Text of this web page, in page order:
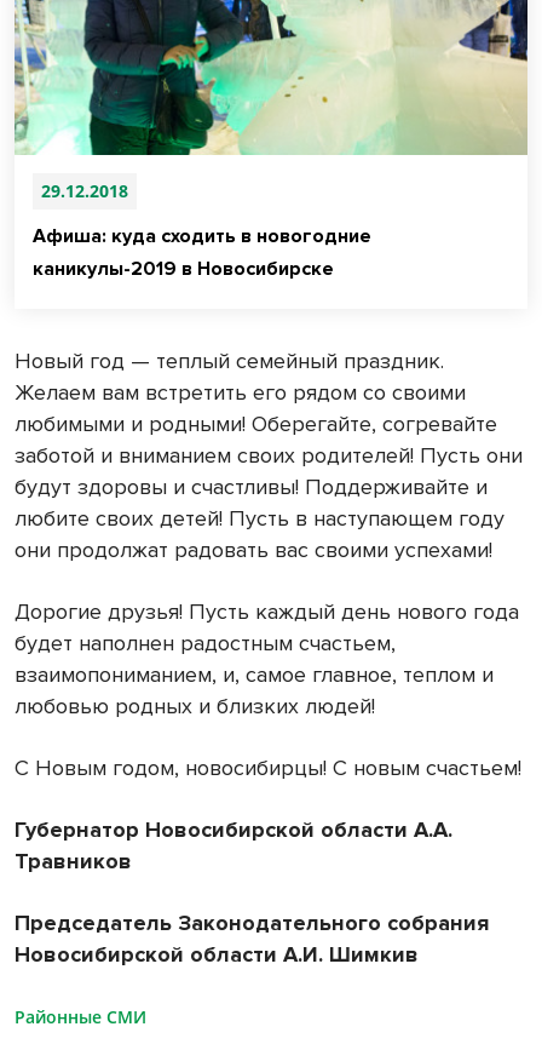
29.12.2018
Афиша: куда сходить в новогодние
каникулы-2019 в Новосибирске
Новый год — теплый семейный праздник.
Желаем вам встретить его рядом со своими
любимыми и родными! Оберегайте, согревайте
заботой и вниманием своих родителей! Пусть они
будут здоровы и счастливы! Поддерживайте и
любите своих детей! Пусть в наступающем году
они продолжат радовать вас своими успехами!
Дорогие друзья! Пусть каждый день нового года
будет наполнен радостным счастьем,
взаимопониманием, и, самое главное, теплом и
любовью родных и близких людей!
С Новым годом, новосибирцы! С новым счастьем!
Губернатор Новосибирской области А.А.
Травников
Председатель Законодательного собрания
Новосибирской области А.И. Шимкив
Районные СМИ